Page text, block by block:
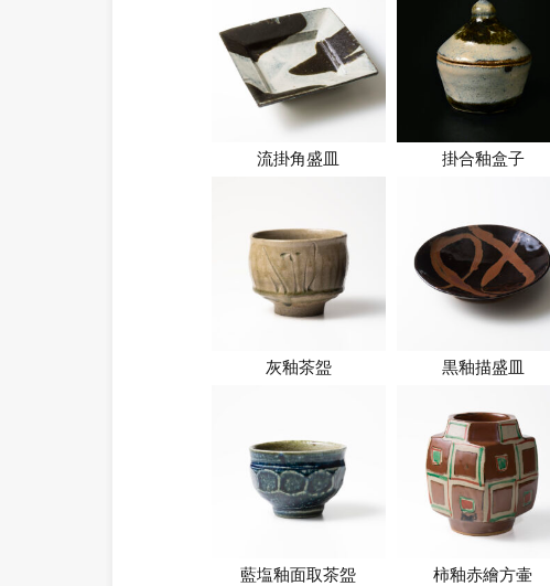
流掛角盛皿 掛合釉盒子
灰釉茶盌 黒釉描盛皿
藍塩釉面取茶盌 柿釉赤繪方壷